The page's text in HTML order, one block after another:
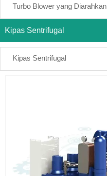
Turbo Blower yang Diarahkan
Kipas Sentrifugal
Kipas Sentrifugal